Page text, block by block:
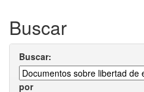
Buscar
Buscar:
por